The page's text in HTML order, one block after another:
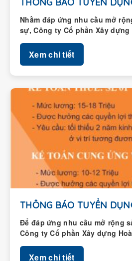
Nhằm đáp ứng nhu cầu mở
sự, Công ty Cổ phần Xây dựng
Xem chi tiết
Để đáp ứng nhu cầu mở rộng
Công ty Cổ phần Xây dựng
Xem chi tiết